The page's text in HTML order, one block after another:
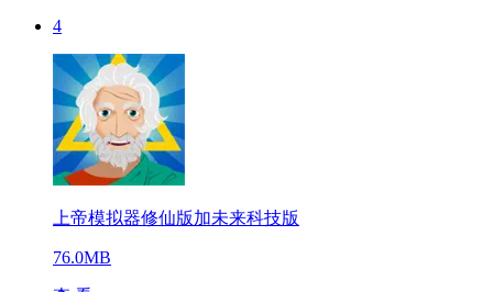
4
上帝模拟器修仙版加未来科技版
76.0MB